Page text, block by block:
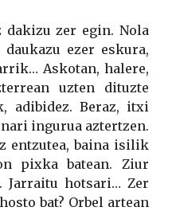
dakizu zer egin. Nola
daukazu ezer eskura,
Askotan, halere,
uzten dituzte
adibidez. Beraz, itxi
ingurua aztertzen.
entzutea, baina isilik
pixka batean. Ziur
Jarraitu hotsari… Zer
bat? Orbel artean